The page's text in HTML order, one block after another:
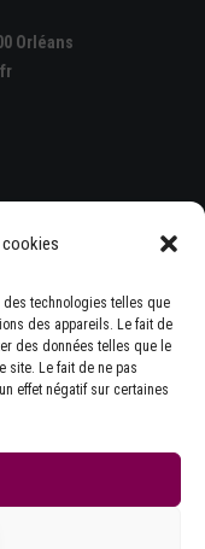
cookies
des technologies telles que
des appareils. Le fait de
des données telles que le
site. Le fait de ne pas
effet négatif sur certaines
Orléans